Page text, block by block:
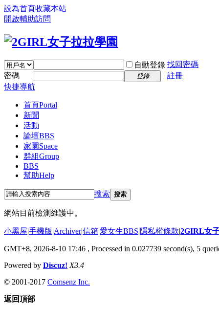
設為首頁收藏本站
開啟輔助訪問
自動登錄 找回密碼
密碼
登錄
註冊
快捷導航
首頁Portal
新聞
活動
論壇BBS
家園 Space
群組Group
BBS
幫助Help
搜索 搜索
網站目前檢測維護中。
小黑屋|手機版|Archiver|信箱|愛女生BBS|隱私權條款|2GIRL女
GMT+8, 2026-8-10 17:46 , Processed in 0.027739 second(s), 5
Powered by Discuz! X3.4
© 2001-2017 Comsenz Inc.
返回頂部